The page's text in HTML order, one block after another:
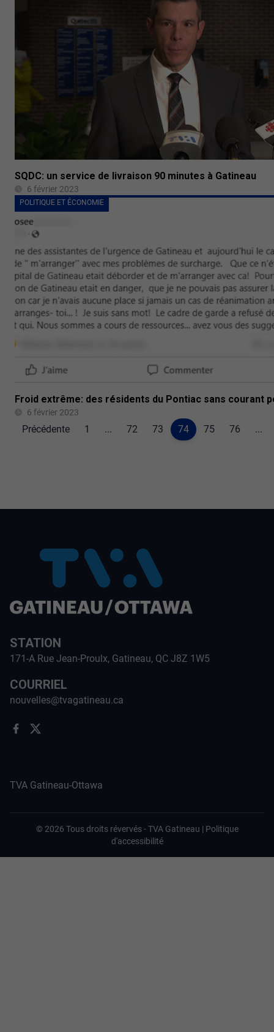
SQDC: un service de livraison 90 minutes à Gatineau
6 février 2023
POLITIQUE ET ÉCONOMIE
Froid extrême: des résidents du Pontiac sans courant
6 février 2023
Précédente 1 ... 72 73 74 75 76 ...
STATION
171-A Rue Jean-Proulx, Gatineau, QC J8Z 1W5
COURRIEL
nouvelles@tvagatineau.ca
TVA Gatineau-Ottawa
© 2026 Tous droits révervés -TVA Gatineau | Politique
d'accessibilité